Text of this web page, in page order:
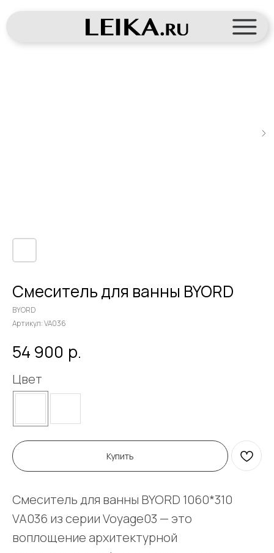
Смеситель для ванны BYORD
BYORD
Артикул:VA036
54 900 р.
Цвет
Купить
Смеситель для ванны BYORD 1060*310
VA036 из серии Voyage03 — это
воплощение архитектурной